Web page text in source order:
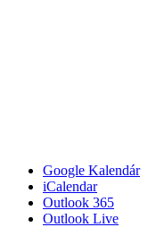
Google Kalendár
iCalendar
Outlook 365
Outlook Live